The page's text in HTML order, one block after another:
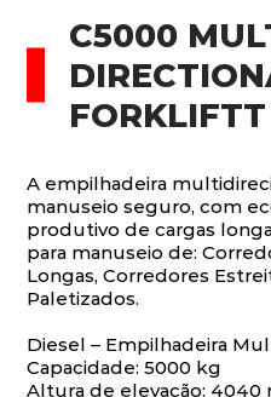
C5000
FORKLIFTT
A empilhadeira
manuseio seguro, com
produtivo de cargas
para manuseio de:
Longas, Corredores
Paletizados.
Diesel – Empilhadeira
Capacidade: 5000 kg
Altura de elevação: 4040